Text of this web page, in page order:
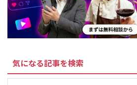
気になる記事を検索